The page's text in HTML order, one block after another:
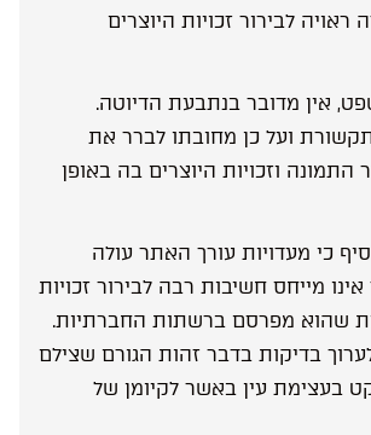
לבירור זכויות היוצרים
אין מדובר בנתבעת הדיוטה.
ועל כן מחובתו לברר את
התמונה וזכויות היוצרים בה באופן
כי מעדויות עורך האתר עולה
מייחס חשיבות רבה לבירור זכויות
שהוא מפרסם ברשתות החברתיות.
בדיקות בדבר זהות הגורם שצילם
בעצימת עין באשר לקיומן של